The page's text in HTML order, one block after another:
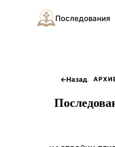
Последования
←Назад